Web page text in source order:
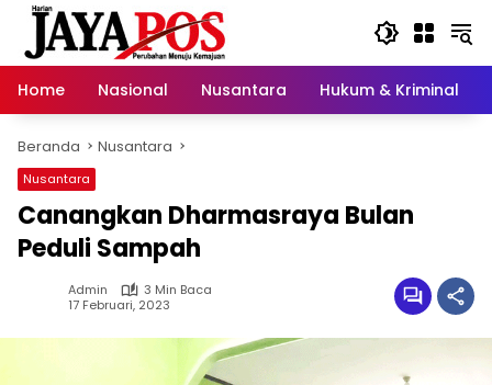
Langsung
konten
Home
Nasional Nusantara Hukum & Kriminal
Beranda Nusantara
Nusantara
Canangkan Dharmasraya Bulan
Peduli Sampah
Admin
3 Min Baca
17 Februari, 2023